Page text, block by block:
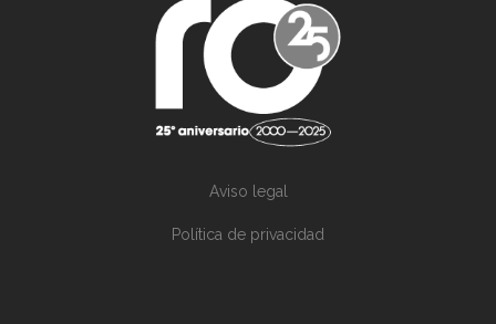
Aviso legal
Política de privacidad